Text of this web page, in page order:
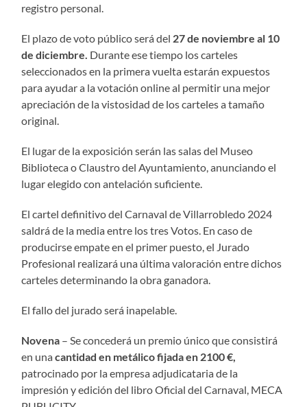
registro personal.
El plazo de voto público será del 27 de noviembre al 10
de diciembre. Durante ese tiempo los carteles
seleccionados en la primera vuelta estarán expuestos
para ayudar a la votación online al permitir una mejor
apreciación de la vistosidad de los carteles a tamaño
original.
El lugar de la exposición serán las salas del Museo
Biblioteca o Claustro del Ayuntamiento, anunciando el
lugar elegido con antelación suficiente.
El cartel definitivo del Carnaval de Villarrobledo 2024
saldrá de la media entre los tres Votos. En caso de
producirse empate en el primer puesto, el Jurado
Profesional realizará una última valoración entre dichos
carteles determinando la obra ganadora.
El fallo del jurado será inapelable.
Novena – Se concederá un premio único que consistirá
en unacantidad en metálico fijada en 2100 €,
patrocinado por la empresa adjudicataria de la
impresión y edición del libro Oficial del Carnaval, MECA